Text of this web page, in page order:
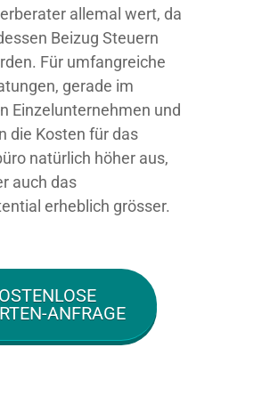
allemal wert, da
Beizug Steuern
Für umfangreiche
gerade im
Einzelunternehmen und
die Kosten für das
natürlich höher aus,
auch das
erheblich grösser.
ANFRAGE